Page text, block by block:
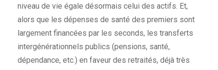
niveau de vie égale désormais celui des actifs. Et,
alors que les dépenses de santé des premiers sont
largement financées par les seconds, les transferts
intergénérationnels publics (pensions, santé,
dépendance, etc.) en faveur des retraités, déjà très